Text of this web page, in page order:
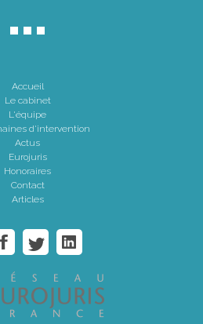
Accueil
Le cabinet
L'équipe
d'intervention
Actus
Eurojuris
Honoraires
Contact
Articles